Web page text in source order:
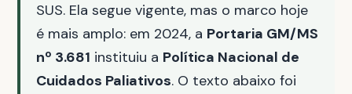
SUS. Ela segue vigente, mas o marco hoje
é mais amplo: em 2024, a Portaria GM/MS
nº 3.681 instituiu a Política Nacional de
Cuidados Paliativos. O texto abaixo foi